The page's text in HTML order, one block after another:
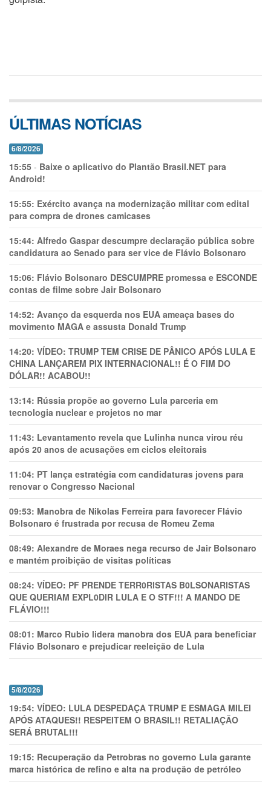
ÚLTIMAS NOTÍCIAS
6/8/2026
15:55 - Baixe o aplicativo do Plantão Brasil.NET para
Android!
15:55: Exército avança na modernização militar com edital
para compra de drones camicases
15:44: Alfredo Gaspar descumpre declaração pública sobre
candidatura ao Senado para ser vice de Flávio Bolsonaro
15:06: Flávio Bolsonaro DESCUMPRE promessa e ESCONDE
contas de filme sobre Jair Bolsonaro
14:52: Avanço da esquerda nos EUA ameaça bases do
movimento MAGA e assusta Donald Trump
14:20: VÍDEO: TRUMP TEM CRlSE DE PÂNlCO APÓS LULA E
CHINA LANÇAREM PIX INTERNACIONAL!! É O FIM DO
DÓLAR!! ACABOU!!
13:14: Rússia propõe ao governo Lula parceria em
tecnologia nuclear e projetos no mar
11:43: Levantamento revela que Lulinha nunca virou réu
após 20 anos de acusações em ciclos eleitorais
11:04: PT lança estratégia com candidaturas jovens para
renovar o Congresso Nacional
09:53: Manobra de Nikolas Ferreira para favorecer Flávio
Bolsonaro é frustrada por recusa de Romeu Zema
08:49: Alexandre de Moraes nega recurso de Jair Bolsonaro
e mantém proibição de visitas políticas
08:24: VÍDEO: PF PRENDE TERR0RlSTAS B0LSONARlSTAS
QUE QUERIAM EXPL0DlR LULA E O STF!!! A MANDO DE
FLÁVIO!!!
08:01: Marco Rubio lidera manobra dos EUA para beneficiar
Flávio Bolsonaro e prejudicar reeleição de Lula
5/8/2026
19:54: VÍDEO: LULA DESPEDAÇA TRUMP E ESMAGA MILEI
APÓS ATAQUES!! RESPEITEM O BRASIL!! RETALIAÇÃO
SERÁ BRUTAL!!!
19:15: Recuperação da Petrobras no governo Lula garante
marca histórica de refino e alta na produção de petróleo